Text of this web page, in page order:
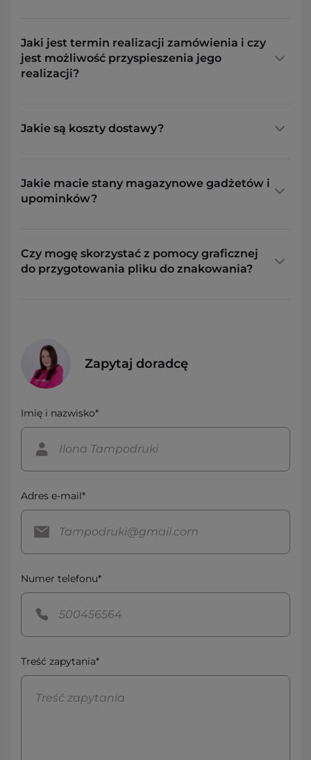
Jaki jest termin realizacji zamówienia i czy
jest możliwość przyspieszenia jego
realizacji?
Jakie są koszty dostawy?
Jakie macie stany magazynowe gadżetów i
upominków?
Czy mogę skorzystać z pomocy graficznej
do przygotowania pliku do znakowania?
Zapytaj doradcę
Imię i nazwisko*
Adres e-mail*
Numer telefonu*
Treść zapytania*